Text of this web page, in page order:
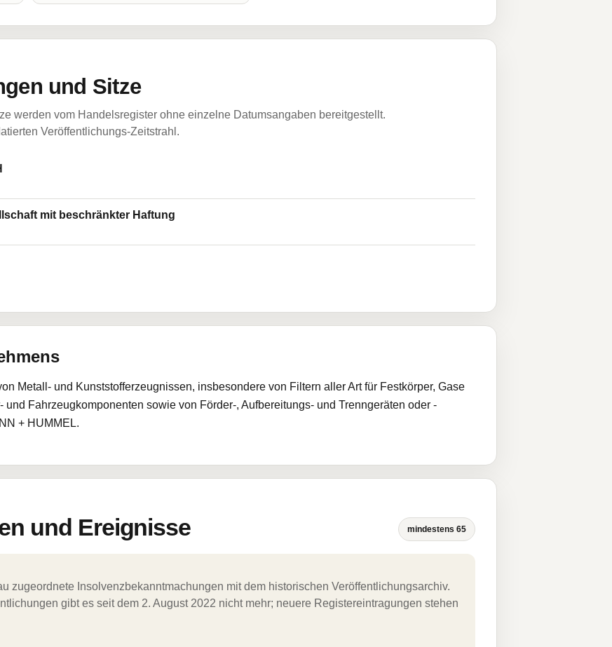
und Sitze
werden vom Handelsregister ohne einzelne Datumsangaben bereitgestellt.
Veröffentlichungs-Zeitstrahl.
mit beschränkter Haftung
Metall- und Kunststofferzeugnissen, insbesondere von Filtern aller Art für Festkörper, Gase
Fahrzeugkomponenten sowie von Förder-, Aufbereitungs- und Trenngeräten oder -
+ HUMMEL.
und Ereignisse mindestens 65
zugeordnete Insolvenzbekanntmachungen mit dem historischen Veröffentlichungsarchiv.
gibt es seit dem 2. August 2022 nicht mehr; neuere Registereintragungen stehen